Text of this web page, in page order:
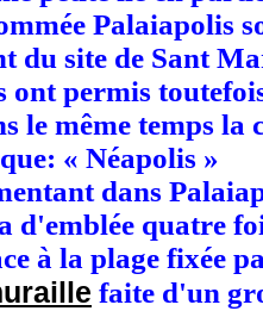
Palaiapolis
du site de Sant
ont permis
le même temps
« Néapolis »
dans
d'emblée quatre
à la plage fixée
faite d'un